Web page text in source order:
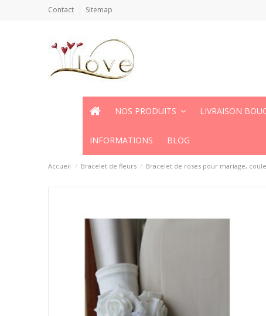
Contact Sitemap
NOS PRODUITS LIVRAISON
INFORMATIONS BLOG
Accueil Bracelet de fleurs Bracelet de roses pour mariage,